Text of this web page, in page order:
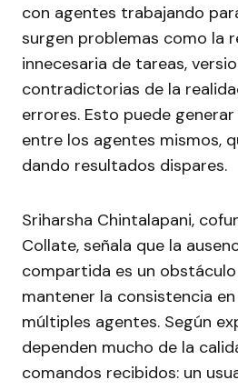
con agentes trabajando
surgen problemas como la
innecesaria de tareas,
contradictorias de la
errores. Esto puede
entre los agentes mismos,
dando resultados dispares.
Sriharsha Chintalapani,
Collate, señala que la
compartida es un
mantener la consistencia
múltiples agentes. Según
dependen mucho de la
comandos recibidos: un